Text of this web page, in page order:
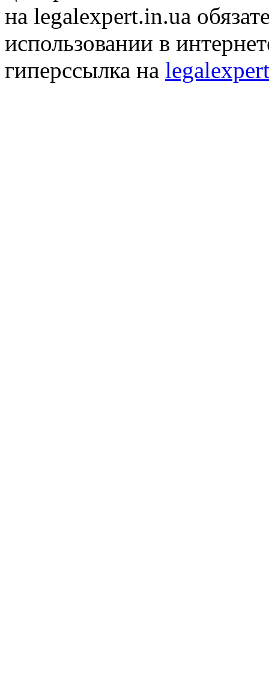
на legalexpert.in.ua
использовании в
гиперссылка на